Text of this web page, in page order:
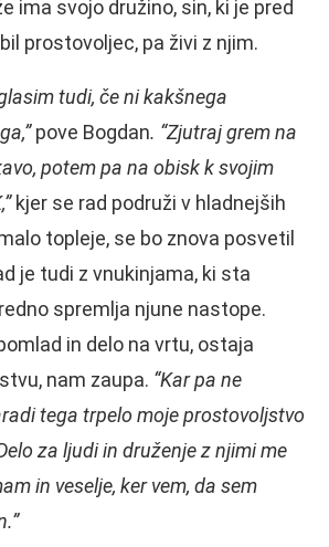
ima svojo družino, sin, ki je pred
prostovoljec, pa živi z njim.
tudi, če ni kakšnega
pove Bogdan. “Zjutraj grem na
potem pa na obisk k svojim
kjer se rad podruži v hladnejših
topleje, se bo znova posvetil
je tudi z vnukinjama, ki sta
spremlja njune nastope.
in delo na vrtu, ostaja
nam zaupa. “Kar pa ne
tega trpelo moje prostovoljstvo
za ljudi in druženje z njimi me
in veselje, ker vem, da sem